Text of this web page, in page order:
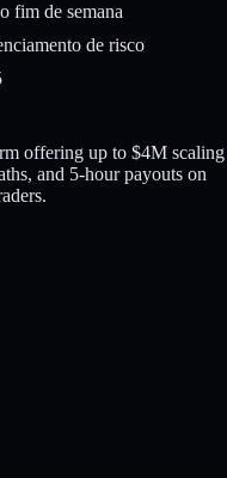
fim de semana
de risco
offering up to $4M scaling
and 5-hour payouts on